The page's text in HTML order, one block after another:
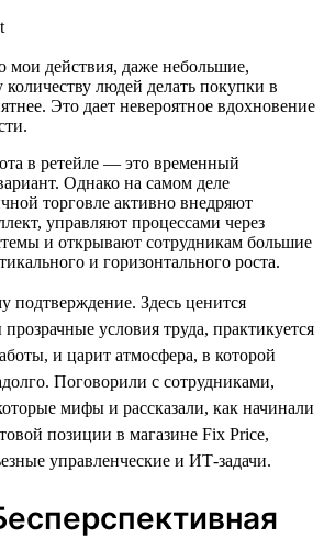
мои действия, даже небольшие,
людей делать покупки в
Это дает невероятное вдохновение
в ретейле — это временный
Однако на самом деле
торговле активно внедряют
управляют процессами через
и открывают сотрудникам большие
и горизонтального роста.
подтверждение. Здесь ценится
условия труда, практикуется
и царит атмосфера, в которой
Поговорили с сотрудниками,
мифы и рассказали, как начинали
позиции в магазине Fix Price,
управленческие и ИТ-задачи.